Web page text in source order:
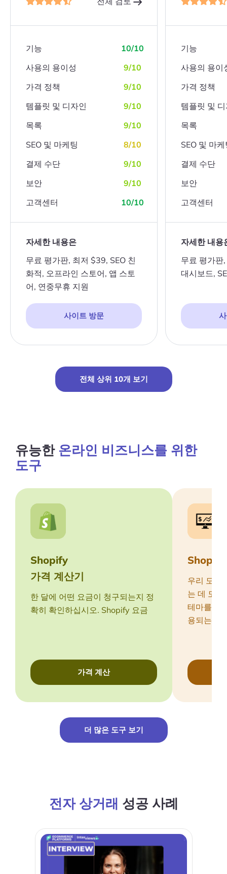
기능
10/10
사용의 용이성
9/10
가격 정책
9/10
템플릿 및 디자인
9/10
목록
9/10
SEO 및 마케팅
8/10
결제 수단
9/10
보안
9/10
고객센터
10/10
자세한 내용은
무료 평가판, 최저 $39, SEO 친
화적, 오프라인 스토어, 앱 스토
어, 연중무휴 지원
사이트 방문
기능
사용의 용이
가격 정책
템플릿 및
목록
SEO 및 마
결제 수단
보안
고객센터
자세한 내용
무료 평가판
대시보드,
전체 상위 10개 보기
유능한 온라인 비즈니스를 위한
도구
Shopify
가격 계산기
한 달에 어떤 요금이 청구되는지 정
확히 확인하십시오. Shopify 요금
가격 계산
Shopify
우리 도구
는 데 도움
테마를 포
용되는
더 많은 도구 보기
전자 상거래 성공 사례